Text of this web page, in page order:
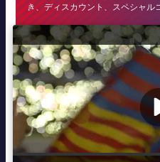
き、ディスカウント、スペシャル
を楽しめます。Barça Fanになって